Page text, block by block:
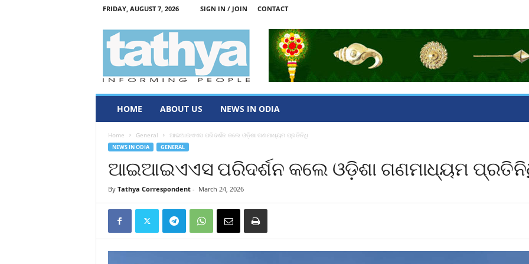
FRIDAY, AUGUST 7, 2026 SIGN IN / JOIN CONTACT
HOME ABOUT US NEWS IN ODIA
Home General ଆଇଆଇଏଏସ ପରିଦର୍ଶନ କଲେ ଓଡ଼ିଶା ଗଣମାଧ୍ୟମ ପ୍ରତିନିଧି
NEWS IN ODIA GENERAL
ଆଇଆଇଏଏସ ପରିଦର୍ଶନ କଲେ ଓଡ଼ିଶା ଗଣମାଧ୍ୟମ
By Tathya Correspondent- March 24, 2026